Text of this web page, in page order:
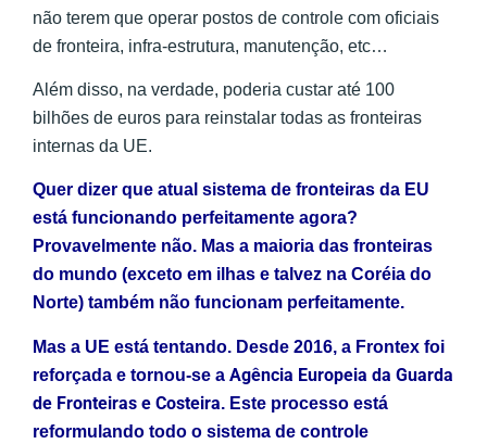
não terem que operar postos de controle com oficiais
de fronteira, infra-estrutura, manutenção, etc…
Além disso, na verdade, poderia custar até 100
bilhões de euros para reinstalar todas as fronteiras
internas da UE.
Quer dizer que atual sistema de fronteiras da EU
está funcionando perfeitamente agora?
Provavelmente não. Mas a maioria das fronteiras
do mundo (exceto em ilhas e talvez na Coréia do
Norte) também não funcionam perfeitamente.
Mas a UE está tentando. Desde 2016, a Frontex foi
reforçada e tornou-se a Agência Europeia da Guarda
de Fronteiras e Costeira. Este processo está
reformulando todo o sistema de controle